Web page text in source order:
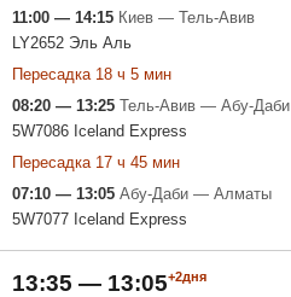
11:00 — 14:15 Киев — Тель-Авив
LY2652 Эль Аль
Пересадка 18 ч 5 мин
08:20 — 13:25 Тель-Авив — Абу-Даби
5W7086 Iceland Express
Пересадка 17 ч 45 мин
07:10 — 13:05 Абу-Даби — Алматы
5W7077 Iceland Express
13:35 — 13:05+2дня